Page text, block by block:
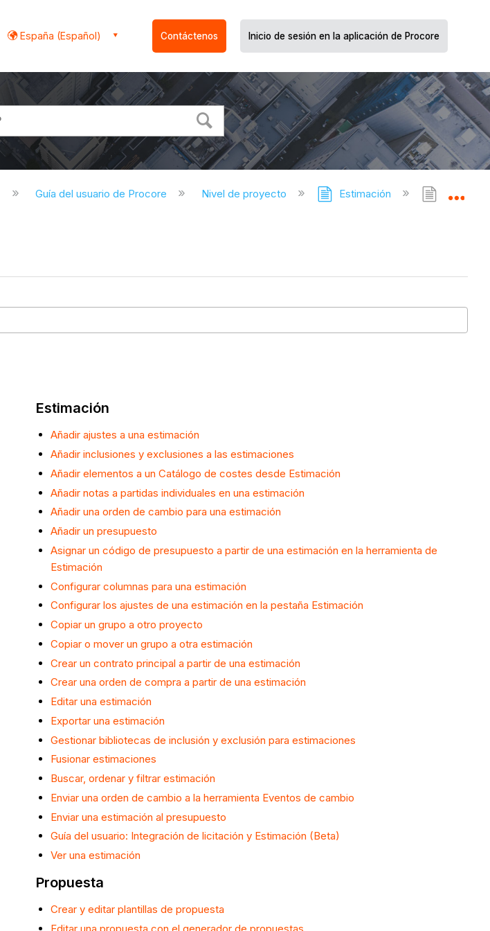
España (Español) Contáctenos Inicio de sesión en la aplicación de Procore
Guía del usuario de Procore Nivel de proyecto Estimación
Estimación
Añadir ajustes a una estimación
Añadir inclusiones y exclusiones a las estimaciones
Añadir elementos a un Catálogo de costes desde Estimación
Añadir notas a partidas individuales en una estimación
Añadir una orden de cambio para una estimación
Añadir un presupuesto
Asignar un código de presupuesto a partir de una estimación en la herramienta de
Estimación
Configurar columnas para una estimación
Configurar los ajustes de una estimación en la pestaña Estimación
Copiar un grupo a otro proyecto
Copiar o mover un grupo a otra estimación
Crear un contrato principal a partir de una estimación
Crear una orden de compra a partir de una estimación
Editar una estimación
Exportar una estimación
Gestionar bibliotecas de inclusión y exclusión para estimaciones
Fusionar estimaciones
Buscar, ordenar y filtrar estimación
Enviar una orden de cambio a la herramienta Eventos de cambio
Enviar una estimación al presupuesto
Guía del usuario: Integración de licitación y Estimación (Beta)
Ver una estimación
Propuesta
Crear y editar plantillas de propuesta